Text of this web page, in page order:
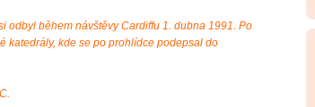
odbyl během návštěvy Cardiffu 1. dubna 1991. Po
katedrály, kde se po prohlídce podepsal do